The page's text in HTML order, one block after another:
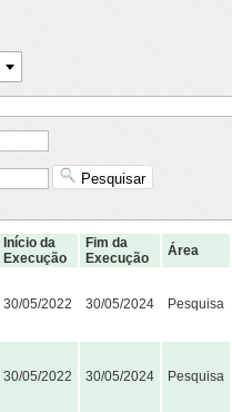
Pesquisar
Início da
Execução
Fim da
Execução
Área
30/05/2022 30/05/2024 Pesquisa
30/05/2022 30/05/2024 Pesquisa